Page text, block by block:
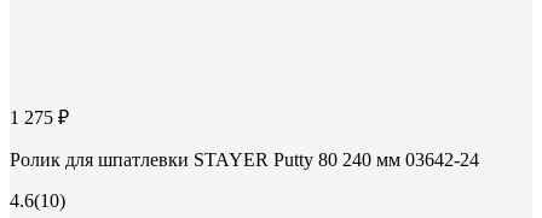
1 275 ₽
Ролик для шпатлевки STAYER Putty 80 240 мм 03642-24
4.6(10)